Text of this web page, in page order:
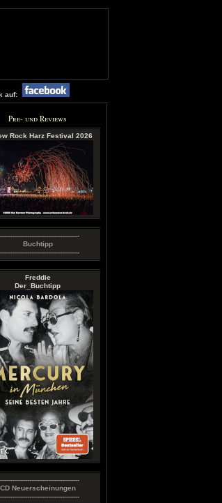
auf:
Pre- und Reviews
Rock Harz Festival 2026
Buchtipp
Freddie
Der_Buchtipp
CD Neuerscheinungen